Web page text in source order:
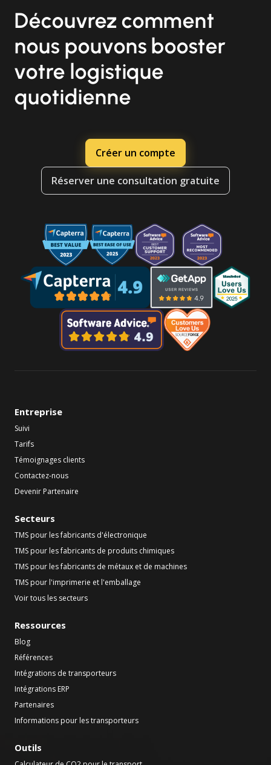
Découvrez comment
nous pouvons booster
votre logistique
quotidienne
Créer un compte
Réserver une consultation gratuite
Entreprise
Suivi
Tarifs
Témoignages clients
Contactez-nous
Devenir Partenaire
Secteurs
TMS pour les fabricants d'électronique
TMS pour les fabricants de produits chimiques
TMS pour les fabricants de métaux et de machines
TMS pour l'imprimerie et l'emballage
Voir tous les secteurs
Ressources
Blog
Références
Intégrations de transporteurs
Intégrations ERP
Partenaires
Informations pour les transporteurs
Outils